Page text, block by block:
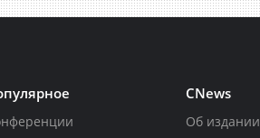
CNews
Об издании